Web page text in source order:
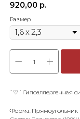
920,00 р.
Размер
`♡´ Гипоаллергенная
Форма: Прямоугольник